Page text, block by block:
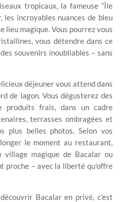
tropicaux, la fameuse “Île
les incroyables nuances de bleu
lieu magique. Vous pourrez vous
vous détendre dans ce
souvenirs inoubliables – sans
déjeuner vous attend dans
de lagon. Vous dégusterez des
produits frais, dans un cadre
terrasses ombragées et
plus belles photos. Selon vos
le moment au restaurant,
magique de Bacalar ou
proche – avec la liberté qu’offre
Bacalar en privé, c’est